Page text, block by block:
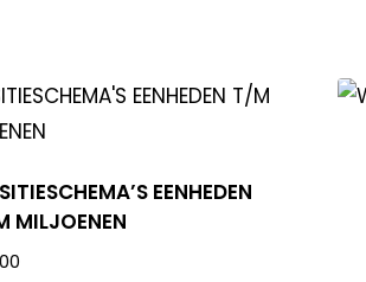
EENHEDEN
MILJOENEN